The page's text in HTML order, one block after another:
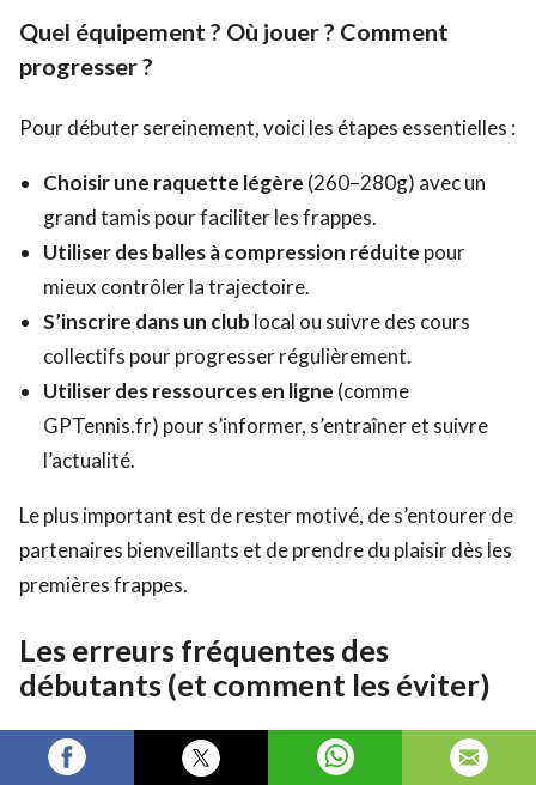
Quel équipement ? Où jouer ? Comment
progresser ?
Pour débuter sereinement, voici les étapes essentielles :
Choisir une raquette légère (260–280g) avec un
grand tamis pour faciliter les frappes.
Utiliser des balles à compression réduite pour
mieux contrôler la trajectoire.
S’inscrire dans un club local ou suivre des cours
collectifs pour progresser régulièrement.
Utiliser des ressources en ligne (comme
GPTennis.fr) pour s’informer, s’entraîner et suivre
l’actualité.
Le plus important est de rester motivé, de s’entourer de
partenaires bienveillants et de prendre du plaisir dès les
premières frappes.
Les erreurs fréquentes des
débutants (et comment les éviter)
Beaucoup d’erreurs peuvent ralentir la progression des